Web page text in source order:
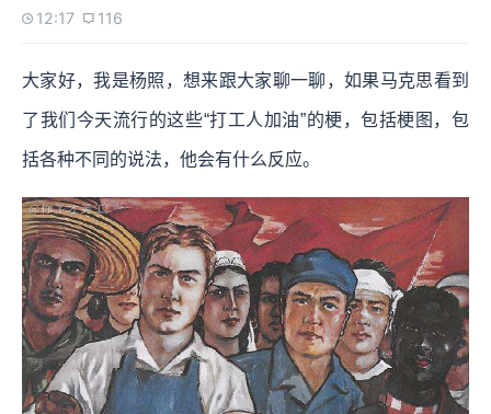
12:17 116
大家好，我是杨照，想来跟大家聊一聊，如果马克思看到
了我们今天流行的这些“打工人加油”的梗，包括梗图，包
括各种不同的说法，他会有什么反应。